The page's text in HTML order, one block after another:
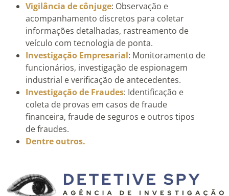
Vigilância de cônjuge: Observação e
acompanhamento discretos para coletar
informações detalhadas, rastreamento de
veículo com tecnologia de ponta.
Investigação Empresarial: Monitoramento de
funcionários, investigação de espionagem
industrial e verificação de antecedentes.
Investigação de Fraudes: Identificação e
coleta de provas em casos de fraude
financeira, fraude de seguros e outros tipos
de fraudes.
Dentre outros.